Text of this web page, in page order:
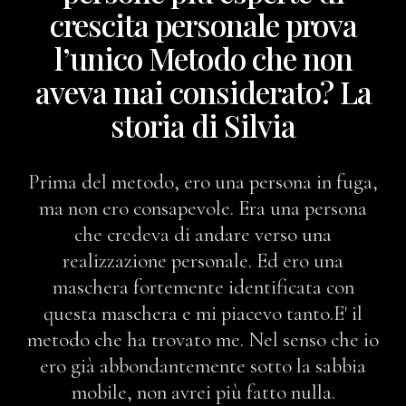
crescita personale prova
l’unico Metodo che non
aveva mai considerato? La
storia di Silvia
Prima del metodo, ero una persona in fuga,
ma non ero consapevole. Era una persona
che credeva di andare verso una
realizzazione personale. Ed ero una
maschera fortemente identificata con
questa maschera e mi piacevo tanto.E' il
metodo che ha trovato me. Nel senso che io
ero già abbondantemente sotto la sabbia
mobile, non avrei più fatto nulla.